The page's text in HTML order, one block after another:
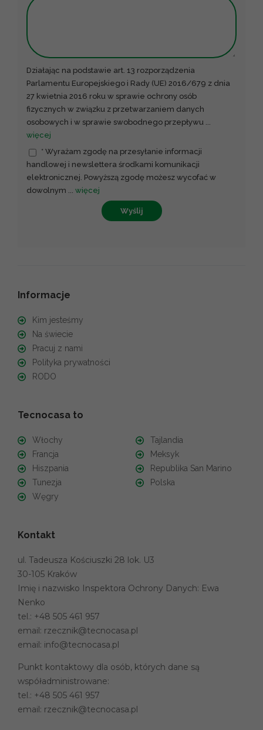
Działając na podstawie art. 13 rozporządzenia
Parlamentu Europejskiego i Rady (UE) 2016/679 z dnia
27 kwietnia 2016 roku w sprawie ochrony osób
fizycznych w związku z przetwarzaniem danych
osobowych i w sprawie swobodnego przepływu ...
więcej
* Wyrażam zgodę na przesyłanie informacji
handlowej i newslettera środkami komunikacji
elektronicznej. Powyższą zgodę możesz wycofać w
dowolnym ... więcej
Wyślij
Informacje
Kim jesteśmy
Na świecie
Pracuj z nami
Polityka prywatności
RODO
Tecnocasa to
Włochy
Francja
Hiszpania
Tunezja
Węgry
Tajlandia
Meksyk
Republika San Marino
Polska
Kontakt
ul. Tadeusza Kościuszki 28 lok. U3
30-105 Kraków
Imię i nazwisko Inspektora Ochrony Danych: Ewa
Nenko
tel.: +48 505 461 957
email: rzecznik@tecnocasa.pl
email: info@tecnocasa.pl
Punkt kontaktowy dla osób, których dane są
współadministrowane:
tel.: +48 505 461 957
email: rzecznik@tecnocasa.pl